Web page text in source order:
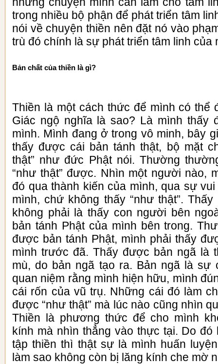
trong nhiều bộ phận để phát triển tâm
nói về chuyện thiền nên đặt nó vào
trù đó chính là sự phát triển tâm linh của
Bản chất của thiền là gì?
Thiền là một cách thức để mình có thể
Giác ngộ nghĩa là sao? Là mình thấy
mình. Mình đang ở trong vô minh, bây
thấy được cái bản tánh thật, bộ mặt
thật” như đức Phật nói. Thường
“như thật” được. Nhìn một người nào,
đó qua thành kiến của mình, qua sự
mình, chứ không thấy “như thật”.
không phải là thấy con người bên
bản tánh Phật của mình bên trong.
được bản tánh Phật, mình phải thấy
mình trước đã. Thấy được bản ngã là
mù, do bản ngã tạo ra. Bản ngã là sự
quan niệm rằng mình hiện hữu, mình
cái rốn của vũ trụ. Những cái đó làm
được “như thật” mà lúc nào cũng nhìn
Thiền là phương thức để cho mình
kính mà nhìn thẳng vào thực tại. Do đó
tập thiền thì thật sự là mình huấn
làm sao không còn bị lăng kính che mờ